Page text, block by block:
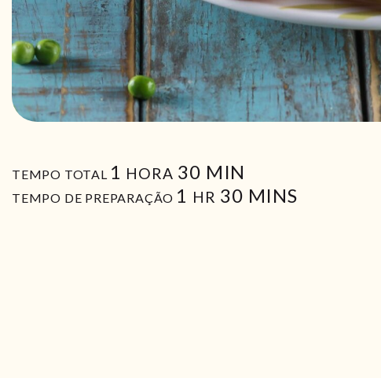
TEMPO TOTAL 1 HORA
HORA 30 MIN
MIN
TEMPO DE PREPARAÇÃO 1 HORA
HR 30MIN
MINS